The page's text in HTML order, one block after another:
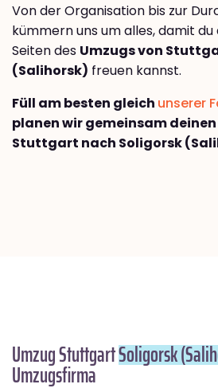
Von der Organisation bis zur
kümmern uns um alles, damit
Seiten des Umzugs von
(Salihorsk) freuen kannst.
Füll am besten gleich unserer
planen wir gemeinsam
Stuttgart nach Soligorsk
Umzug StuttgartSoligorsk
Umzugsfirma